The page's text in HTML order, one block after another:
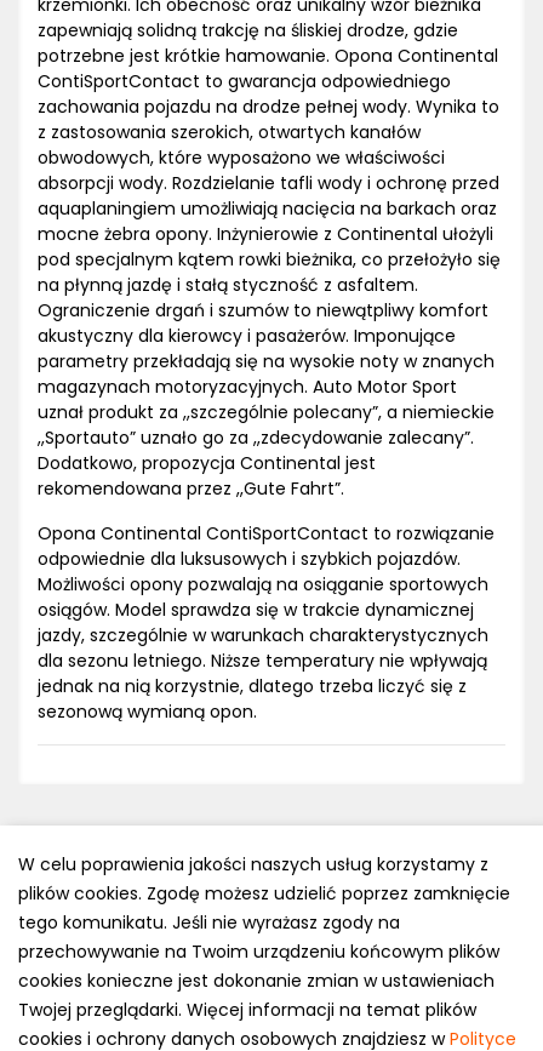
krzemionki. Ich obecność oraz unikalny wzór bieżnika
zapewniają solidną trakcję na śliskiej drodze, gdzie
potrzebne jest krótkie hamowanie. Opona Continental
ContiSportContact to gwarancja odpowiedniego
zachowania pojazdu na drodze pełnej wody. Wynika to
z zastosowania szerokich, otwartych kanałów
obwodowych, które wyposażono we właściwości
absorpcji wody. Rozdzielanie tafli wody i ochronę przed
aquaplaningiem umożliwiają nacięcia na barkach oraz
mocne żebra opony. Inżynierowie z Continental ułożyli
pod specjalnym kątem rowki bieżnika, co przełożyło się
na płynną jazdę i stałą styczność z asfaltem.
Ograniczenie drgań i szumów to niewątpliwy komfort
akustyczny dla kierowcy i pasażerów. Imponujące
parametry przekładają się na wysokie noty w znanych
magazynach motoryzacyjnych. Auto Motor Sport
uznał produkt za ,,szczególnie polecany”, a niemieckie
,,Sportauto” uznało go za ,,zdecydowanie zalecany”.
Dodatkowo, propozycja Continental jest
rekomendowana przez ,,Gute Fahrt”.
Opona Continental ContiSportContact to rozwiązanie
odpowiednie dla luksusowych i szybkich pojazdów.
Możliwości opony pozwalają na osiąganie sportowych
osiągów. Model sprawdza się w trakcie dynamicznej
jazdy, szczególnie w warunkach charakterystycznych
dla sezonu letniego. Niższe temperatury nie wpływają
jednak na nią korzystnie, dlatego trzeba liczyć się z
sezonową wymianą opon.
Polityka prywatności
e-mail: kontakt@opony.com.pl
Copyright © 2000-2023 Opony.com.pl
W celu poprawienia jakości naszych usług korzystamy z
plików cookies. Zgodę możesz udzielić poprzez zamknięcie
tego komunikatu. Jeśli nie wyrażasz zgody na
przechowywanie na Twoim urządzeniu końcowym plików
cookies konieczne jest dokonanie zmian w ustawieniach
Twojej przeglądarki. Więcej informacji na temat plików
cookies i ochrony danych osobowych znajdziesz wPolityce